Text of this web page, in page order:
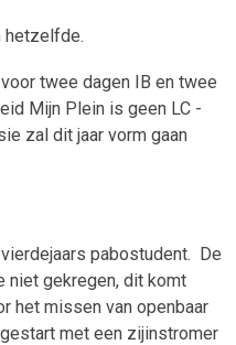
hetzelfde.
twee dagen IB en twee
Mijn Plein is geen LC -
zal dit jaar vorm gaan
pabostudent. De
niet gekregen, dit komt
het missen van openbaar
met een zijinstromer